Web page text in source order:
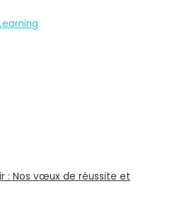
: Nos vœux de réussite et